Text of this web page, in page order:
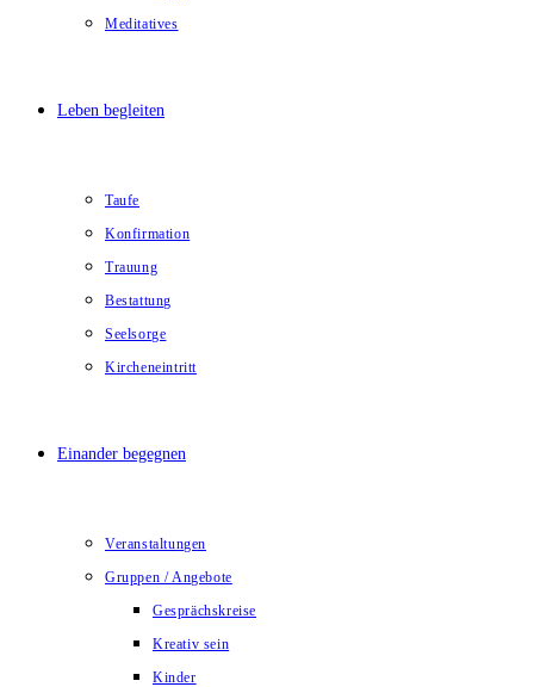
Meditatives
Leben begleiten
Taufe
Konfirmation
Trauung
Bestattung
Seelsorge
Kircheneintritt
Einander begegnen
Veranstaltungen
Gruppen / Angebote
Gesprächskreise
Kreativ sein
Kinder